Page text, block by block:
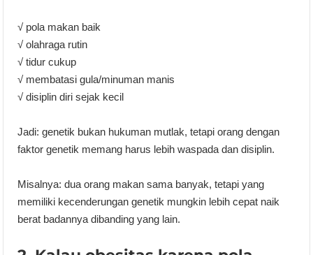
√ pola makan baik
√ olahraga rutin
√ tidur cukup
√ membatasi gula/minuman manis
√ disiplin diri sejak kecil
Jadi: genetik bukan hukuman mutlak, tetapi orang dengan
faktor genetik memang harus lebih waspada dan disiplin.
Misalnya: dua orang makan sama banyak, tetapi yang
memiliki kecenderungan genetik mungkin lebih cepat naik
berat badannya dibanding yang lain.